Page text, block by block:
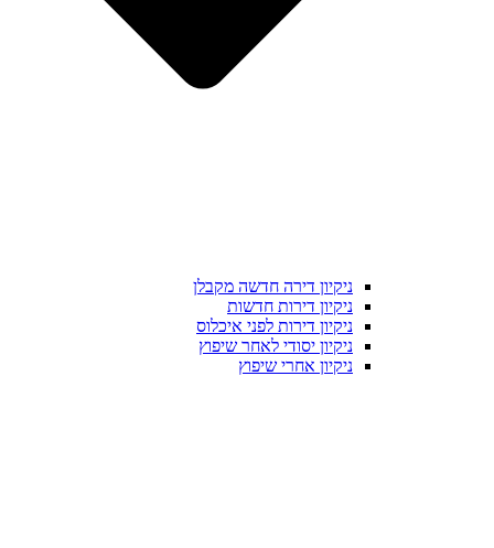
ניקיון דירה חדשה מקבלן
ניקיון דירות חדשות
ניקיון דירות לפני איכלוס
ניקיון יסודי לאחר שיפוץ
ניקיון אחרי שיפוץ